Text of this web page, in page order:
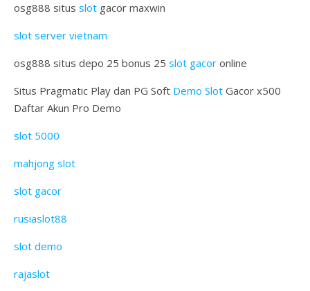
osg888 situs slot gacor maxwin
slot server vietnam
osg888 situs depo 25 bonus 25 slot gacor online
Situs Pragmatic Play dan PG Soft Demo Slot Gacor x500
Daftar Akun Pro Demo
slot 5000
mahjong slot
slot gacor
rusiaslot88
slot demo
rajaslot